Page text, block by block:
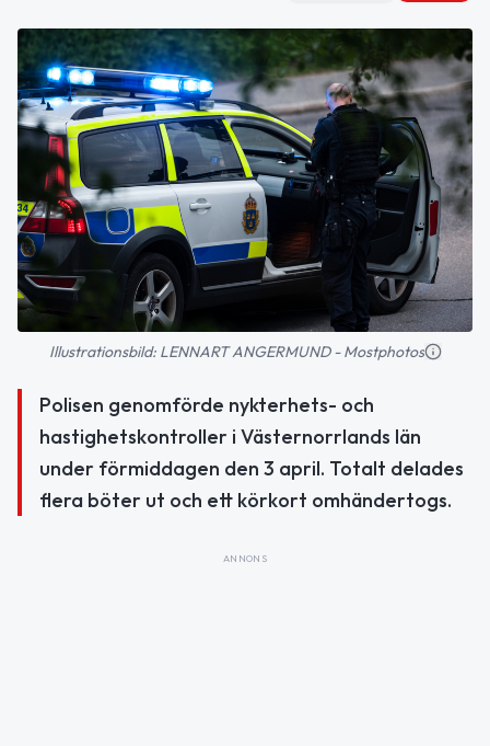
Illustrationsbild: LENNART ANGERMUND - Mostphotos
Polisen genomförde nykterhets- och
hastighetskontroller i Västernorrlands län
under förmiddagen den 3 april. Totalt delades
flera böter ut och ett körkort omhändertogs.
ANNONS